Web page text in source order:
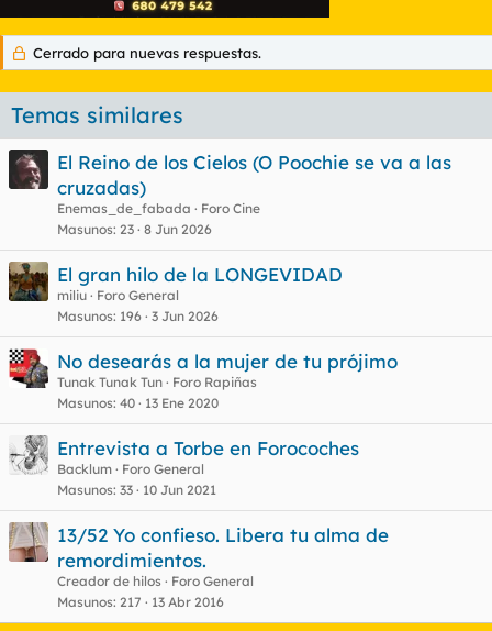
Cerrado para nuevas respuestas.
Temas similares
El Reino de los Cielos (O Poochie se va a las
cruzadas)
Enemas_de_fabada
Foro Cine
Masunos 23 8 Jun 2026
El gran hilo de la LONGEVIDAD
miliu
Foro General
Masunos 196 3 Jun 2026
No desearás a la mujer de tu prójimo
Tunak Tunak Tun
Foro Rapiñas
Masunos 40 13 Ene 2020
Entrevista a Torbe en Forocoches
Backlum
Foro General
Masunos 33 10 Jun 2021
13/52 Yo confieso. Libera tu alma de
remordimientos.
Creador de hilos
Foro General
Masunos 217 13 Abr 2016